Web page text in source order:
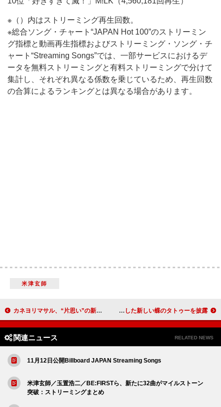
※（）内はストリーミング再生回数。
※総合ソング・チャート“JAPAN Hot 100”のストリーミン
グ指標と動画再生指標およびストリーミング・ソング・チ
ャート“Streaming Songs”では、一部サービスにおけるデ
ータを無料ストリーミングと有料ストリーミングで分けて
集計し、それぞれ異なる係数を乗じているため、再生回数
の合算によるランキングとは異なる場合があります。
米津玄師
カネヨリマサル、“片思い”の新曲「リボンをかけた恋心」配信＆永瀬碧（おでん）主演のMV公開へ ケイティ・ペリー、【ザ・ライフタイムズ・ツアー】を記念した新しい蝶のタトゥーを披露
関連ニュース RELATED NEWS
11月12日公開Billboard JAPAN Streaming Songs
米津玄師／玉置浩二／BE:FIRSTら、新たに32曲がマイルストーン
突破：ストリーミングまとめ